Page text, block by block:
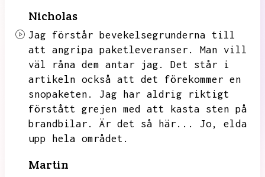
Nicholas
Jag förstår bevekelsegrunderna till
att angripa paketleveranser.
Man vill
väl råna dem antar jag.
Det står i
artikeln också att det förekommer en
snopaketen.
Jag har aldrig riktigt
förstått grejen med att kasta sten på
brandbilar.
Är det så här... Jo,
elda
upp hela området.
Martin